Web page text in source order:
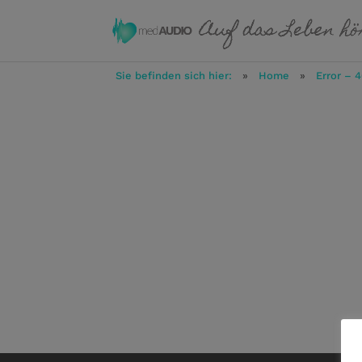
Sie befinden sich hier: » Home » Error –